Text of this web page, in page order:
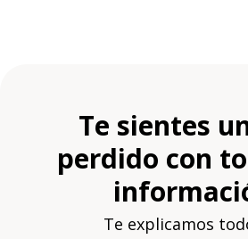
Te sientes
perdido con
Te explicamos